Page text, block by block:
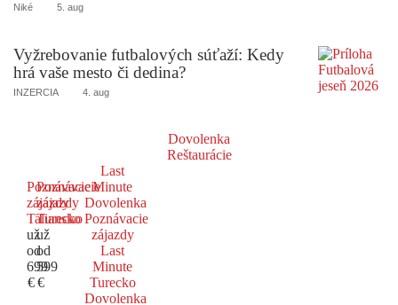
Niké 5. aug
Vyžrebovanie futbalových súťaží: Kedy
hrá vaše mesto či dedina?
INZERCIA 4. aug
Dovolenka
Reštaurácie
Poznávacie
zájazdy
Taliansko
už
od
699
€
Poznávacie
zájazdy
Turecko
už
od
599
€
Last
Minute
Dovolenka
Poznávacie
zájazdy
Last
Minute
Turecko
Dovolenka